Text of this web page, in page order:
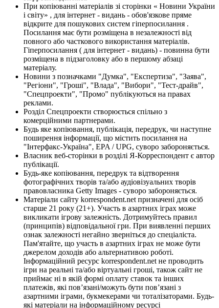
При копіюванні матеріалів зі сторінки « Новини України
і світу» , для інтернет - видань - обов'язкове пряме
відкрите для пошукових систем гіперпосилання .
Посилання має бути розміщена в незалежності від
повного або часткового використання матеріалів.
Гіперпосилання ( для інтернет - видань) - повинна бути
розміщена в підзаголовку або в першому абзаці
матеріалу.
Новини з позначками "Думка", "Експертиза", "Заява",
"Регіони", "Гроші", "Влада", "Вибори", "Тест-драйв",
"Спецпроекти", "Промо" публікуються на правах
реклами.
Розділ Спецпроекти створюється спільно з
комерційними партнерами.
Будь яке копіювання, публікація, передрук, чи наступне
поширення інформації, що містить посилання на
"Інтерфакс-Україна", EPA / UPG, суворо забороняється.
Власник веб-сторінки в розділі Я-Корреспондент є автор
публікації.
Будь-яке копіювання, передрук та відтворення
фотографічних творів та/або аудіовізуальних творів
правовласника Getty Images - суворо забороняється.
Матеріали сайту korrespondent.net призначені для осіб
старше 21 року (21+). Участь в азартних іграх може
викликати ігрову залежність. Дотримуйтесь правил
(принципів) відповідальної гри. При виявленні перших
ознак залежності негайно зверніться до спеціаліста.
Пам'ятайте, що участь в азартних іграх не може бути
джерелом доходів або альтернативою роботі.
Інформаційний ресурс korrespondent.net не проводить
ігри на реальні та/або віртуальні гроші, також сайт не
приймає ні в якій формі оплату ставок та інших
платежів, які пов’язані/можуть бути пов’язані з
азартними іграми, букмекерами чи тоталізаторами. Будь-
які матеріали на інформаційному ресурсі